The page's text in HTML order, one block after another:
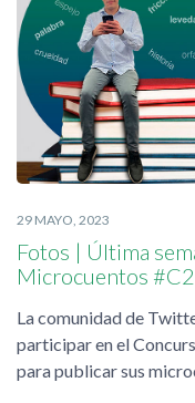
29 MAYO, 2023
Fotos | Última
Microcuentos
La comunidad de
participar en el
para publicar sus